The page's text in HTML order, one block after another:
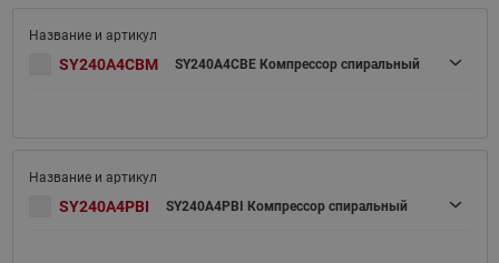
SY240A4CBM SY240A4CBE Компрессор спиральный
SY240A4PBI SY240A4PBI Компрессор спиральный